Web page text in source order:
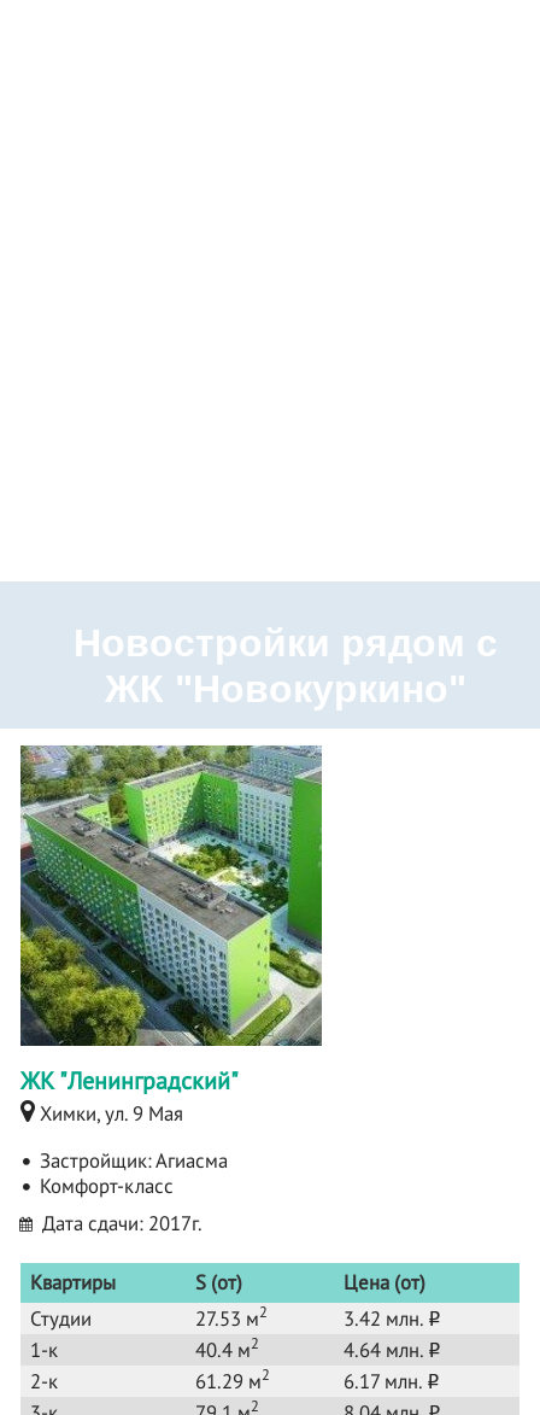
Новостройки рядом с
ЖК "Новокуркино"
ЖК "Ленинградский"
Химки, ул. 9 Мая
Застройщик:Агиасма
Комфорт-класс
Дата сдачи: 2017г.
Квартиры S (от)
Цена (от)
Студии
27.53 м2 3.42 млн. o
1-к 40.4 м2 4.64 млн. o
2-к 61.29 м2 6.17 млн. o
2